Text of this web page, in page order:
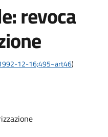
revoca
12-16;495~art46)